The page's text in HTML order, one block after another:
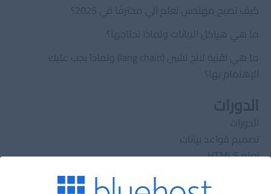
كيف تصبح مهندس تعلم آلي محترفًا في 2025؟
ما هي هياكل البيانات ولماذا نحتاجها؟
ما هي تقنية لانج تشين (lang chain) ولماذا يجب عليك
الإهتمام بها؟
الدورات
الدورات
تصميم قواعد بيانات
تعلم HTML5